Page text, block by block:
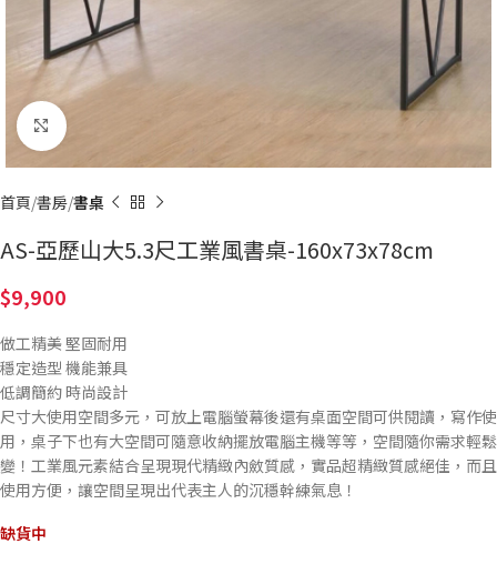
Click to enlarge
首頁 書房 書桌
AS-亞歷山大5.3尺工業風書桌-160x73x78cm
9,900
做工精美 堅固耐用
穩定造型 機能兼具
低調簡約 時尚設計
尺寸大使用空間多元，可放上電腦螢幕後還有桌面空間可供閱讀，寫作使
用，桌子下也有大空間可隨意收納擺放電腦主機等等，空間隨你需求輕鬆
變！工業風元素結合呈現現代精緻內斂質感，實品超精緻質感絕佳，而且
使用方便，讓空間呈現出代表主人的沉穩幹練氣息！
缺貨中